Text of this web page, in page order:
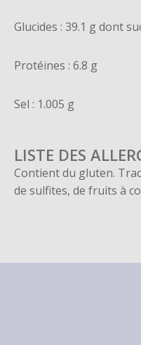
Glucides : 39.1 g dont
Protéines : 6.8 g
Sel : 1.005 g
LISTE DES
Contient du gluten.
de sulfites, de fruits à